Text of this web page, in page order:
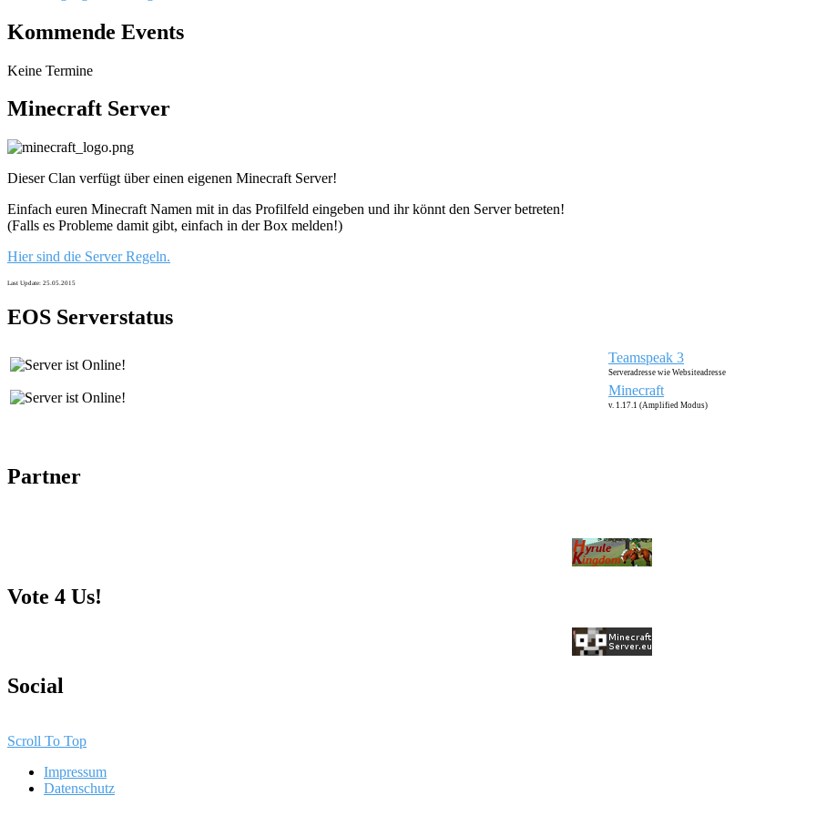
Kommende Events
Keine Termine
Minecraft Server
Dieser Clan verfügt über einen eigenen Minecraft Server!
Einfach euren Minecraft Namen mit in das Profilfeld eingeben und ihr könnt den Server betreten!
(Falls es Probleme damit gibt, einfach in der Box melden!)
Hier sind die Server Regeln.
Last Update: 25.05.2015
EOS Serverstatus
Teamspeak 3
Serveradresse wie Websiteadresse
Minecraft
v. 1.17.1 (Amplified Modus)
Partner
Vote 4 Us!
Social
Scroll To Top
Impressum
Datenschutz